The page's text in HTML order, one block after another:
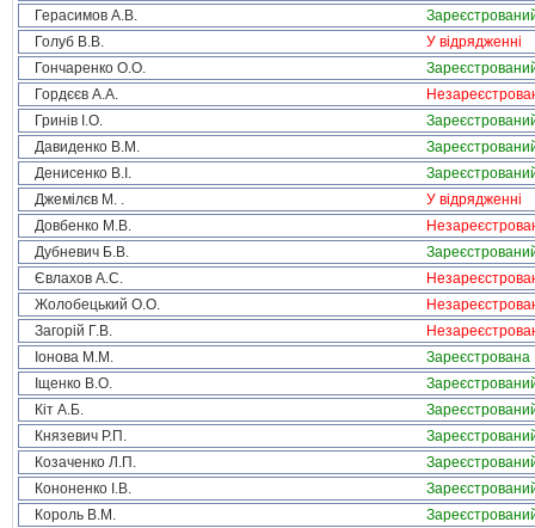
Герасимов А.В.
Голуб В.В.
У відрядженні
Гончаренко О.О.
Гордєєв А.А.
Гринів І.О.
Давиденко В.М.
Денисенко В.І.
Джемілєв М. .
У відрядженні
Довбенко М.В.
Дубневич Б.В.
Євлахов А.С.
Жолобецький О.О.
Загорій Г.В.
Іонова М.М.
Зареєстрована
Іщенко В.О.
Кіт А.Б.
Князевич Р.П.
Козаченко Л.П.
Кононенко І.В.
Король В.М.